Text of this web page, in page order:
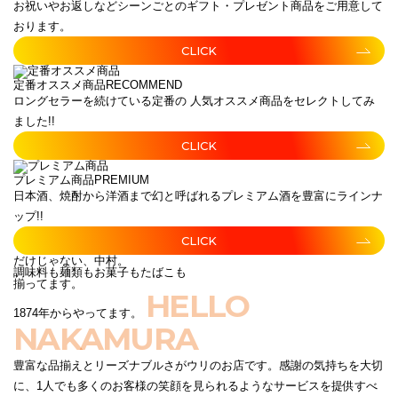
お祝いやお返しなどシーンごとのギフト・プレゼント商品をご用意して
おります。
CLICK
定番オススメ商品 RECOMMEND
ロングセラーを続けている定番の 人気オススメ商品をセレクトしてみ
ました!!
CLICK
プレミアム商品 PREMIUM
日本酒、焼酎から洋酒まで幻と呼ばれるプレミアム酒を豊富にラインナ
ップ!!
CLICK
だけじゃない、中村。
調味料も麺類もお菓子もたばこも
揃ってます。
1874年からやってます。
HELLO
NAKAMURA
豊富な品揃えとリーズナブルさがウリのお店です。感謝の気持ちを大切
に、1人でも多くのお客様の笑顔を見られるようなサービスを提供すべ